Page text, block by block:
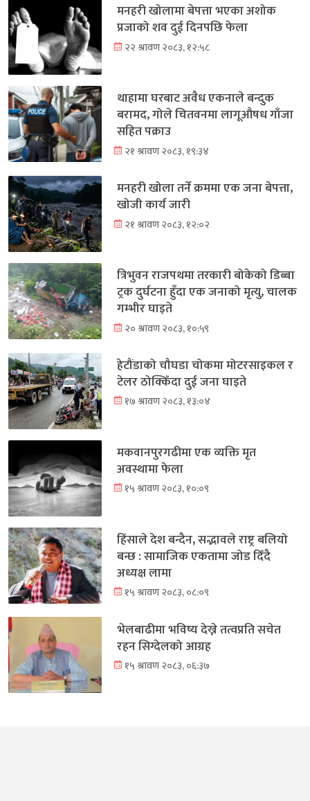
मनहरी खोलामा बेपत्ता भएका अशोक
प्रजाको शव दुई दिनपछि फेला
२२ श्रावण २०८३, १२:५८
थाहामा घरबाट अवैध एकनाले बन्दुक
बरामद, गोले चितवनमा लागूऔषध गाँजा
सहित पक्राउ
२१ श्रावण २०८३, १९:३४
मनहरी खोला तर्ने क्रममा एक जना बेपत्ता,
खोजी कार्य जारी
२१ श्रावण २०८३, १२:०२
त्रिभुवन राजपथमा तरकारी बोकेको डिब्बा
ट्रक दुर्घटना हुँदा एक जनाको मृत्यु, चालक
गम्भीर घाइते
२० श्रावण २०८३, १०:५९
हेटौंडाको चौघडा चोकमा मोटरसाइकल र
टेलर ठोक्किँदा दुई जना घाइते
१७ श्रावण २०८३, १३:०४
मकवानपुरगढीमा एक व्यक्ति मृत
अवस्थामा फेला
१५ श्रावण २०८३, १०:०९
हिंसाले देश बन्दैन, सद्भावले राष्ट्र बलियो
बन्छ : सामाजिक एकतामा जोड दिँदै
अध्यक्ष लामा
१५ श्रावण २०८३, ०८:०९
भेलबाढीमा भविष्य देख्ने तत्वप्रति सचेत
रहन सिग्देलको आग्रह
१५ श्रावण २०८३, ०६:३७